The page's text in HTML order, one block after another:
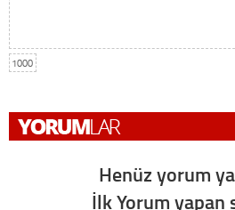
1000
Henüz yorum
İlk Yorum yapan